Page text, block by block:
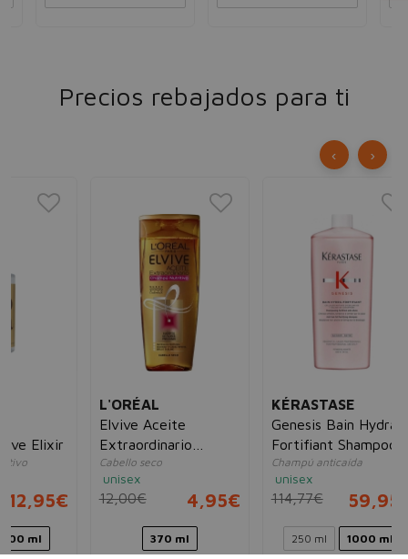
Precios rebajados para ti
L'ORÉAL
Elvive Aceite
Extraordinario
Champú Nutritivo
Cabello seco
12,00€ 4,95€
KÉRASTASE
Genesis Bain Hydra-
Fortifiant Shampoo
Champú anticaída
114,77€ 59,95€
1000 ml
‹ ›